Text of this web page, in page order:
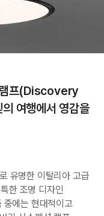
램프(Discovery
여행에서 영감을
유명한 이탈리아 고급
한 조명 디자인
중에는 현대적이고